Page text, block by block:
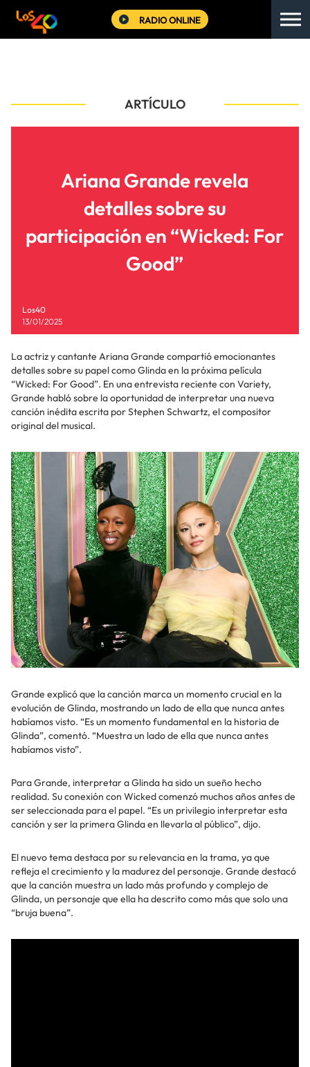
RADIO ONLINE
ARTÍCULO
Ariana Grande revela
detalles sobre su
participación en “Wicked: For
Good”
Los40
13/01/2025
La actriz y cantante Ariana Grande compartió emocionantes
detalles sobre su papel como Glinda en la próxima película
“Wicked: For Good”. En una entrevista reciente con Variety,
Grande habló sobre la oportunidad de interpretar una nueva
canción inédita escrita por Stephen Schwartz, el compositor
original del musical.
Grande explicó que la canción marca un momento crucial en la
evolución de Glinda, mostrando un lado de ella que nunca antes
habíamos visto. “Es un momento fundamental en la historia de
Glinda”, comentó. “Muestra un lado de ella que nunca antes
habíamos visto”.
Para Grande, interpretar a Glinda ha sido un sueño hecho
realidad. Su conexión con Wicked comenzó muchos años antes de
ser seleccionada para el papel. “Es un privilegio interpretar esta
canción y ser la primera Glinda en llevarla al público”, dijo.
El nuevo tema destaca por su relevancia en la trama, ya que
refleja el crecimiento y la madurez del personaje. Grande destacó
que la canción muestra un lado más profundo y complejo de
Glinda, un personaje que ella ha descrito como más que solo una
“bruja buena”.